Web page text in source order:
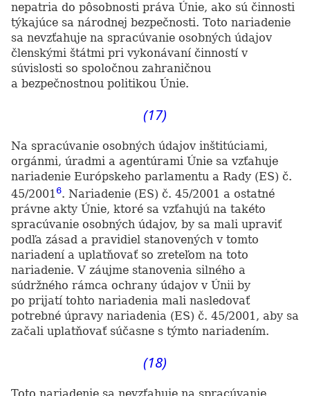
nepatria do pôsobnosti práva Únie, ako sú činnosti
týkajúce sa národnej bezpečnosti. Toto nariadenie
sa nevzťahuje na spracúvanie osobných údajov
členskými štátmi pri vykonávaní činností v
súvislosti so spoločnou zahraničnou
a bezpečnostnou politikou Únie.
(17)
Na spracúvanie osobných údajov inštitúciami,
orgánmi, úradmi a agentúrami Únie sa vzťahuje
nariadenie Európskeho parlamentu a Rady (ES) č.
45/20016. Nariadenie (ES) č. 45/2001 a ostatné
právne akty Únie, ktoré sa vzťahujú na takéto
spracúvanie osobných údajov, by sa mali upraviť
podľa zásad a pravidiel stanovených v tomto
nariadení a uplatňovať so zreteľom na toto
nariadenie. V záujme stanovenia silného a
súdržného rámca ochrany údajov v Únii by
po prijatí tohto nariadenia mali nasledovať
potrebné úpravy nariadenia (ES) č. 45/2001, aby sa
začali uplatňovať súčasne s týmto nariadením.
(18)